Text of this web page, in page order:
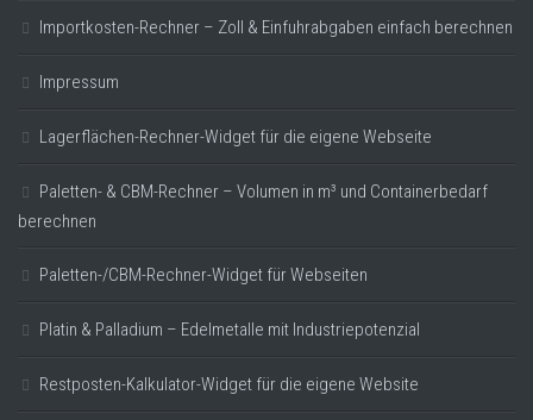
Importkosten-Rechner – Zoll & Einfuhrabgaben einfach berechnen
Impressum
Lagerflächen-Rechner-Widget für die eigene Webseite
Paletten- & CBM-Rechner – Volumen in m³ und Containerbedarf
berechnen
Paletten-/CBM-Rechner-Widget für Webseiten
Platin & Palladium – Edelmetalle mit Industriepotenzial
Restposten-Kalkulator-Widget für die eigene Website